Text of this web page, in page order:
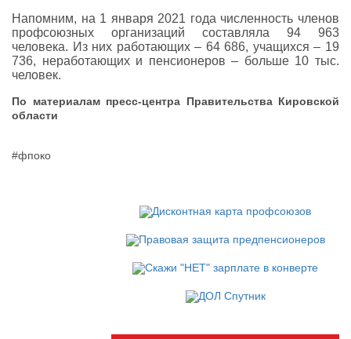
Напомним, на 1 января 2021 года численность членов
профсоюзных организаций составляла 94 963
человека. Из них работающих – 64 686, учащихся – 19
736, неработающих и пенсионеров – больше 10 тыс.
человек.
По материалам пресс-центра Правительства Кировской
области
#фпоко